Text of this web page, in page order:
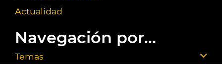
Actualidad
Navegación por...
Temas